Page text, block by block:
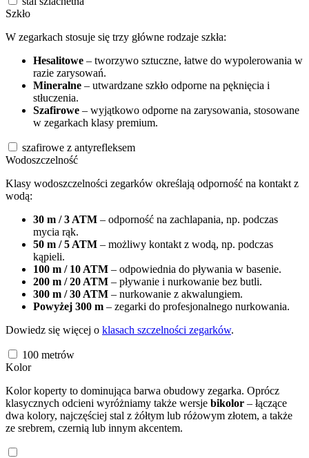
Szkło
W zegarkach stosuje się trzy główne rodzaje szkła:
Hesalitowe – tworzywo sztuczne, łatwe do wypolerowania w
razie zarysowań.
Mineralne – utwardzane szkło odporne na pęknięcia i
stłuczenia.
Szafirowe – wyjątkowo odporne na zarysowania, stosowane
w zegarkach klasy premium.
szafirowe z antyrefleksem
Wodoszczelność
Klasy wodoszczelności zegarków określają odporność na kontakt z
wodą:
30 m / 3 ATM – odporność na zachlapania, np. podczas
mycia rąk.
50 m / 5 ATM – możliwy kontakt z wodą, np. podczas
kąpieli.
100 m / 10 ATM – odpowiednia do pływania w basenie.
200 m / 20 ATM – pływanie i nurkowanie bez butli.
300 m / 30 ATM – nurkowanie z akwalungiem.
Powyżej 300 m – zegarki do profesjonalnego nurkowania.
Dowiedz się więcej o klasach szczelności zegarków.
100 metrów
Kolor
Kolor koperty to dominująca barwa obudowy zegarka. Oprócz
klasycznych odcieni wyróżniamy także wersje bikolor – łączące
dwa kolory, najczęściej stal z żółtym lub różowym złotem, a także
ze srebrem, czernią lub innym akcentem.